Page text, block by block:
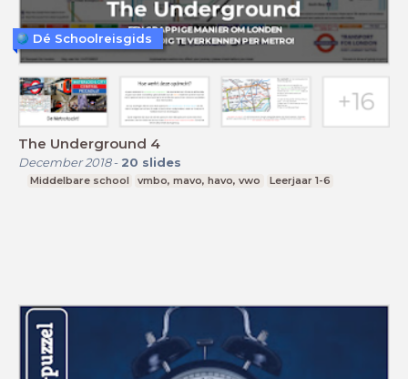
The Underground 4
December 2018- 20 slides
Middelbare school vmbo, mavo, havo, vwo Leerjaar 1-6
Dé Schoolreisgids